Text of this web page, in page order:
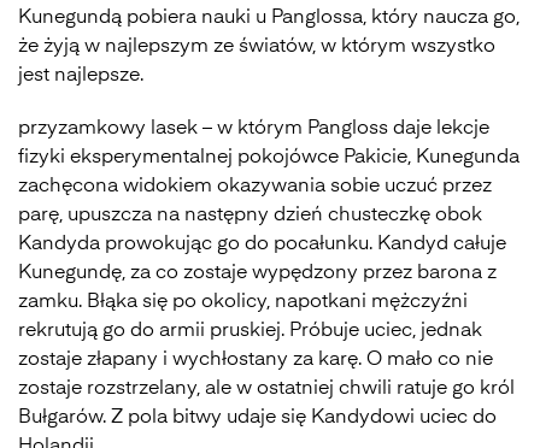
Kunegundą pobiera nauki u Panglossa, który naucza go,
że żyją w najlepszym ze światów, w którym wszystko
jest najlepsze.
przyzamkowy lasek – w którym Pangloss daje lekcje
fizyki eksperymentalnej pokojówce Pakicie, Kunegunda
zachęcona widokiem okazywania sobie uczuć przez
parę, upuszcza na następny dzień chusteczkę obok
Kandyda prowokując go do pocałunku. Kandyd całuje
Kunegundę, za co zostaje wypędzony przez barona z
zamku. Błąka się po okolicy, napotkani mężczyźni
rekrutują go do armii pruskiej. Próbuje uciec, jednak
zostaje złapany i wychłostany za karę. O mało co nie
zostaje rozstrzelany, ale w ostatniej chwili ratuje go król
Bułgarów. Z pola bitwy udaje się Kandydowi uciec do